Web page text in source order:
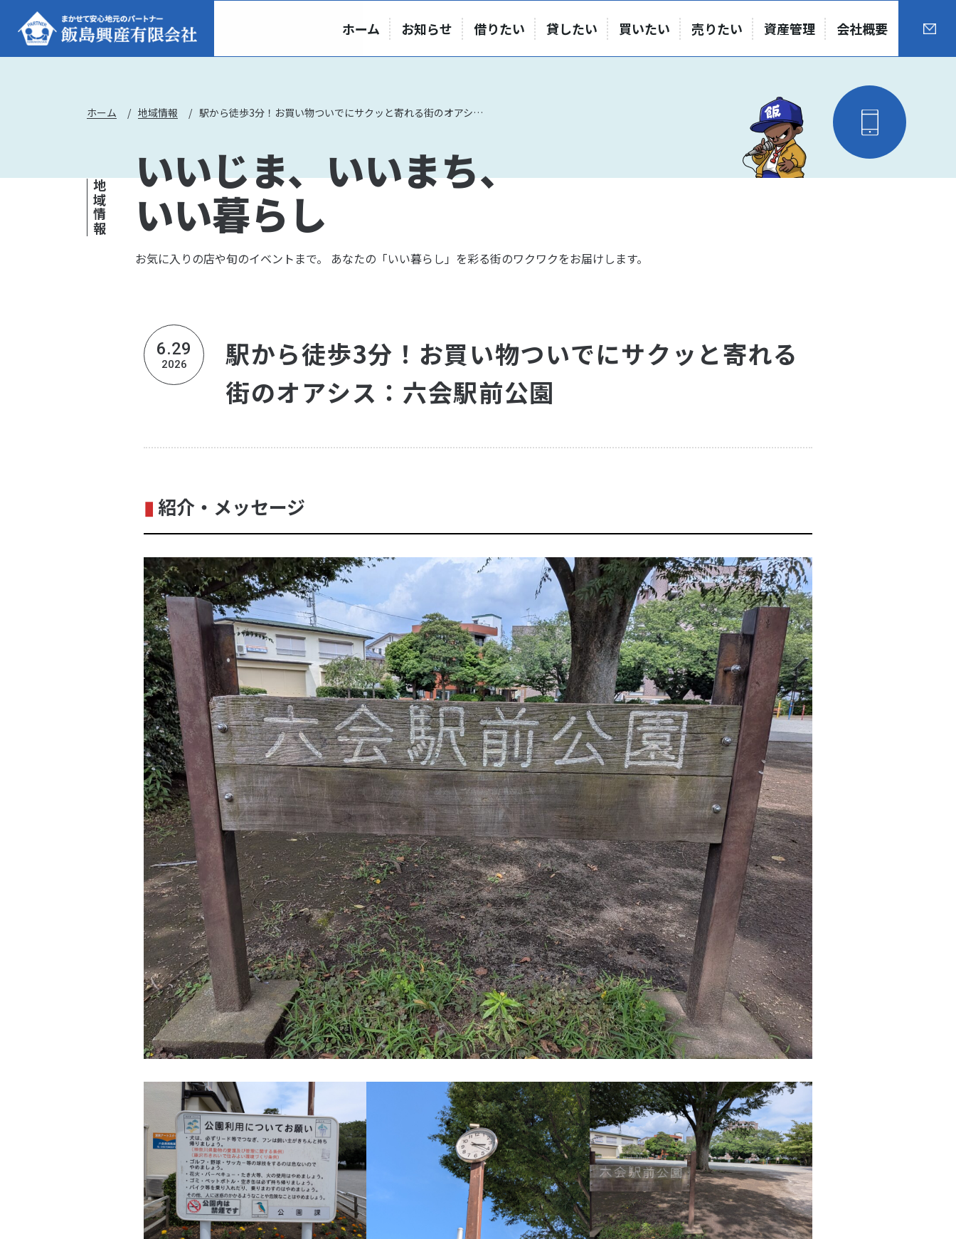
ホーム お知らせ 借りたい 貸したい 買いたい 売りたい 資産管理 会社概要
ホーム 地域情報 駅から徒歩3分！お買い物ついでにサクッと寄れる街のオアシス：六会駅前公園
地域情報
いいじま、いいまち、
いい暮らし
お気に入りの店や旬のイベントまで。 あなたの「いい暮らし」を彩る街のワクワクをお届けします。
6.29
2026
駅から徒歩3分！お買い物ついでにサクッと寄れる
街のオアシス：六会駅前公園
▮ 紹介・メッセージ